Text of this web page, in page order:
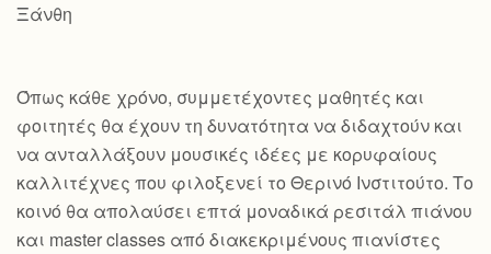
Ξάνθη
Όπως κάθε χρόνο, συμμετέχοντες μαθητές και
φοιτητές θα έχουν τη δυνατότητα να διδαχτούν και
να ανταλλάξουν μουσικές ιδέες με κορυφαίους
καλλιτέχνες που φιλοξενεί το Θερινό Ινστιτούτο. Το
κοινό θα απολαύσει επτά μοναδικά ρεσιτάλ πιάνου
και master classes από διακεκριμένους πιανίστες